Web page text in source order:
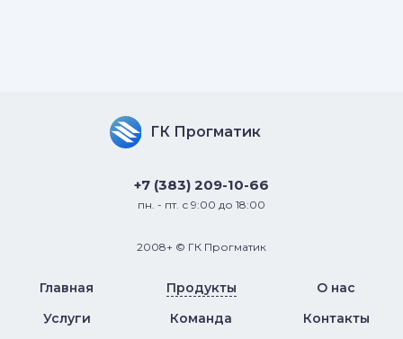
ГК Прогматик
+7 (383) 209-10-66
пн. - пт. с 9:00 до 18:00
2008+ © ГК Прогматик
Главная Продукты
О нас
Услуги
Команда Контакты